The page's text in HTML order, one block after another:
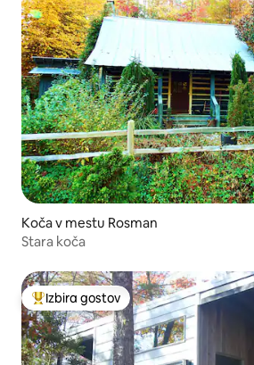
Koča v mestu Rosman
Stara koča
Najbolj priljubljena prenočišča z
Izbira gostov